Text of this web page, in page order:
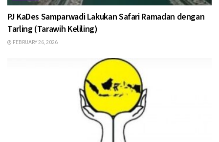
PJ KaDes Samparwadi Lakukan Safari Ramadan dengan
Tarling (Tarawih Keliling)
FEBRUARY 26, 2026